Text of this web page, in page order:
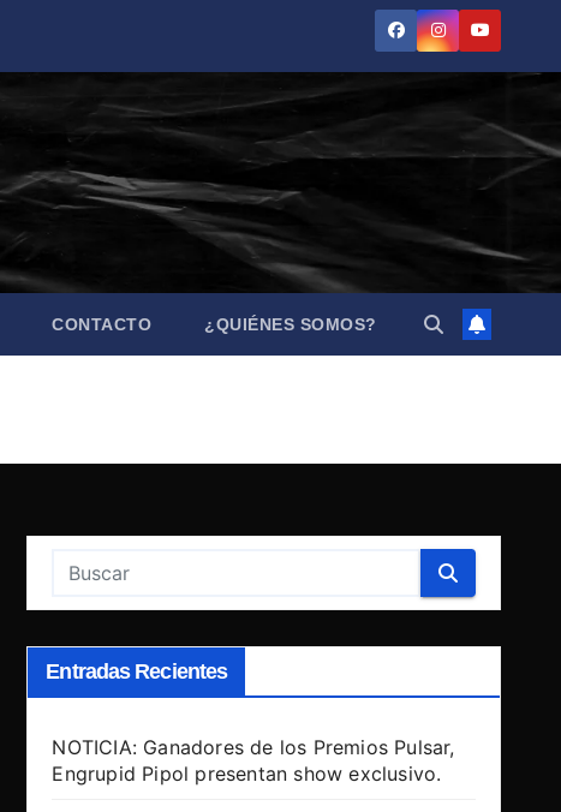
CONTACTO ¿QUIÉNES SOMOS?
Entradas Recientes
NOTICIA: Ganadores de los Premios Pulsar,
Engrupid Pipol presentan show exclusivo.